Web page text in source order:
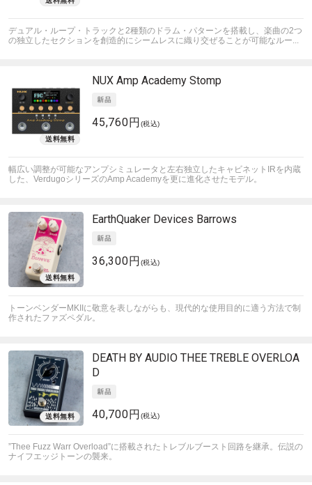
デュアル・ループ・トラックと2種類のドラム・パターンを搭載し、楽曲の2つ
の独立したセクションを創造的にシームレスに織り交ぜることが可能なルー...
NUX Amp Academy Stomp
45,760円 (税込)
幅広い調整が可能なアンプシミュレータと左右独立したキャビネットIRを内蔵
した、VerdugoシリーズのAmp Academyを更に進化させたモデル。
EarthQuaker Devices Barrows
36,300円 (税込)
トーンベンダーMKIIに敬意を表しながらも、現代的な使用目的に適う方法で制
作されたファズペダル。
DEATH BY AUDIO THEE TREBLE OVERLOA
D
40,700円 (税込)
”Thee Fuzz Warr Overload”に搭載されたトレブルブースト回路を継承。伝説の
ナイフエッジトーンの襲来。